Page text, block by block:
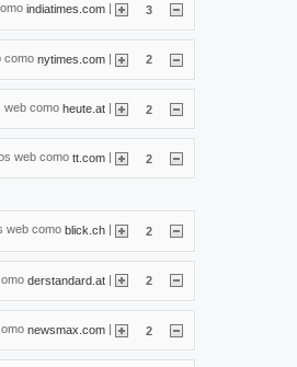
indiatimes.com 3
como nytimes.com | 2
web como heute.at | 2
web como tt.com | 2
web como blick.ch 2
derstandard.at | 2
newsmax.com | 2